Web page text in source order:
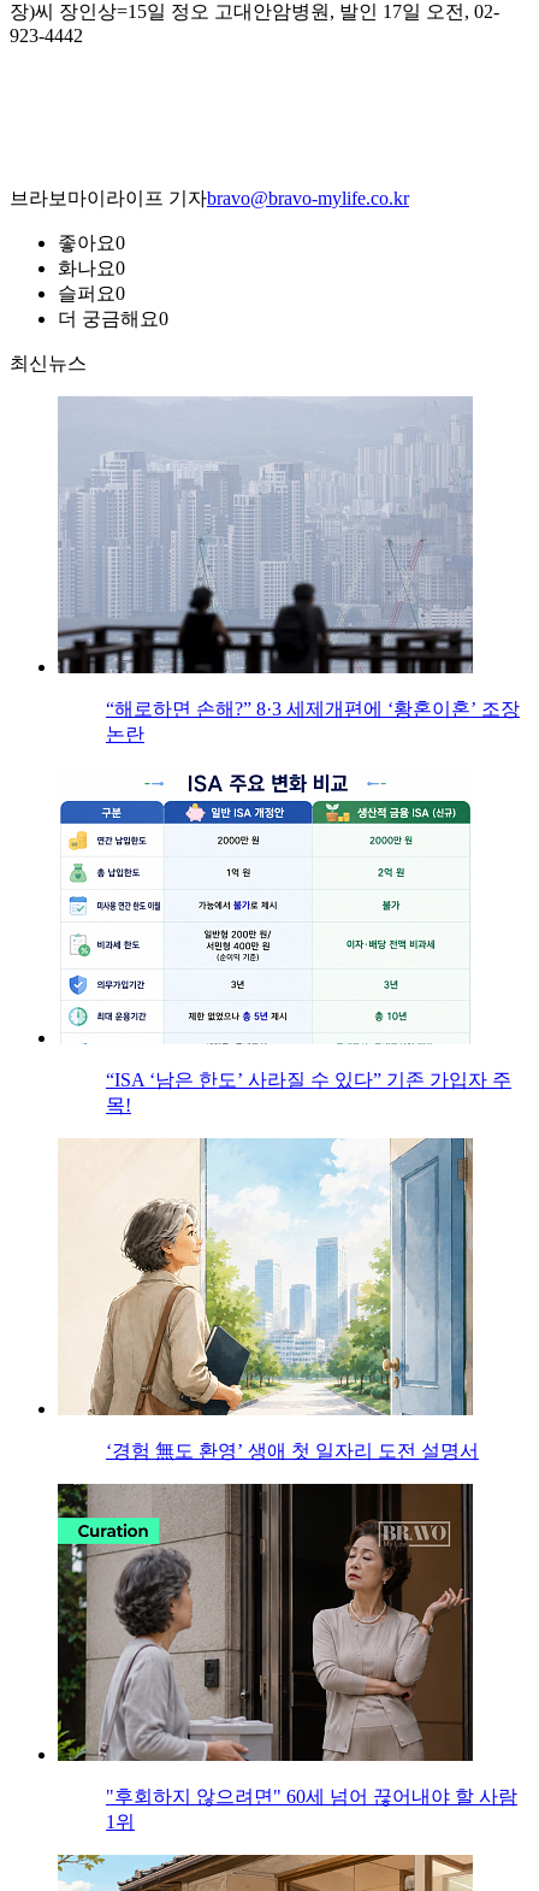
장)씨 장인상=15일 정오 고대안암병원, 발인 17일 오전, 02-
923-4442
브라보마이라이프 기자bravo@bravo-mylife.co.kr
좋아요0
화나요0
슬퍼요0
더 궁금해요0
최신뉴스
“해로하면 손해?” 8·3 세제개편에 ‘황혼이혼’ 조장
논란
“ISA ‘남은 한도’ 사라질 수 있다” 기존 가입자 주
목!
‘경험 無도 환영’ 생애 첫 일자리 도전 설명서
"후회하지 않으려면" 60세 넘어 끊어내야 할 사람
1위